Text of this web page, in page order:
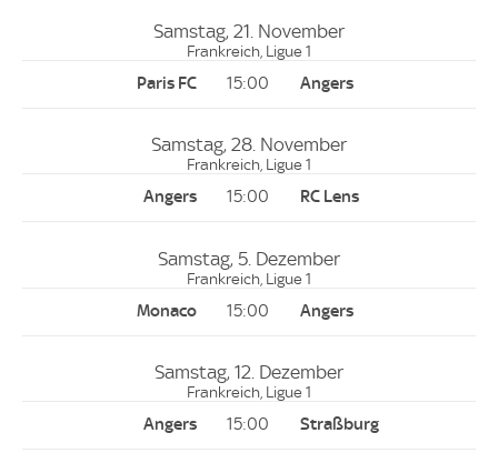
Samstag, 21. November
Frankreich, Ligue 1
15:00
Samstag, 28. November
Frankreich, Ligue 1
15:00
Samstag, 5. Dezember
Frankreich, Ligue 1
15:00
Samstag, 12. Dezember
Frankreich, Ligue 1
15:00